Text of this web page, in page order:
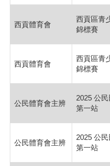
西貢體育會
西貢區青
錦標賽
西貢體育會
西貢區青
錦標賽
公民體育會主辨
2025 公
第一站
公民體育會主辨
2025 公
第一站